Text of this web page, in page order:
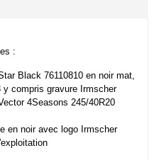
:
Black 76110810 en noir mat,
compris gravure Irmscher
4Seasons 245/40R20
en noir avec logo Irmscher